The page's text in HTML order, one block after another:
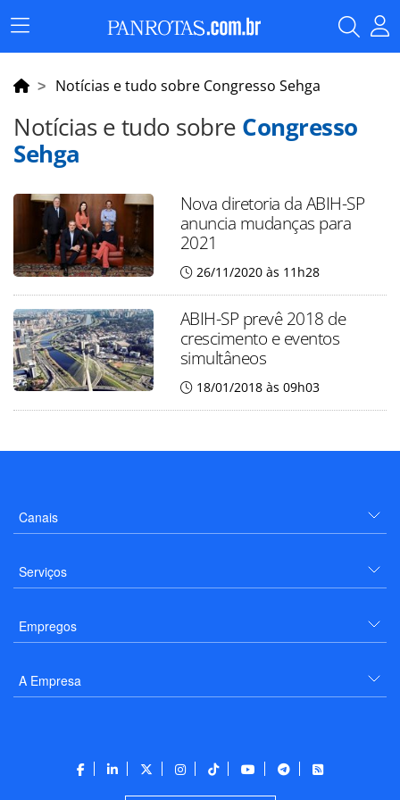
Menu
Principal
Notícias e tudo sobre Congresso Sehga
Notícias e tudo sobre Congresso
Sehga
Nova diretoria da ABIH-SP
anuncia mudanças para
2021
26/11/2020 às 11h28
ABIH-SP prevê 2018 de
crescimento e eventos
simultâneos
18/01/2018 às 09h03
Canais
Serviços
Empregos
A Empresa